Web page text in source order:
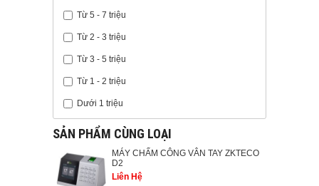
Từ 5 - 7 triệu
Từ 2 - 3 triệu
Từ 3 - 5 triệu
Từ 1 - 2 triệu
Dưới 1 triệu
SẢN PHẨM CÙNG LOẠI
MÁY CHẤM CÔNG VÂN TAY ZKTECO
D2
Liên Hệ